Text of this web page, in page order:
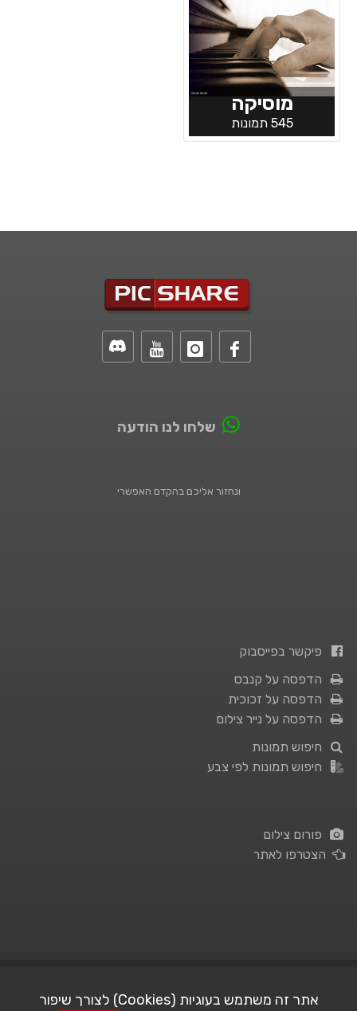
מוסיקה
545 תמונות
שלחו לנו הודעה
ונחזור אליכם בהקדם האפשרי
פיקשר בפייסבוק
הדפסה על קנבס
הדפסה על זכוכית
הדפסה על נייר צילום
חיפוש תמונות
חיפוש תמונות לפי צבע
פורום צילום
הצטרפו לאתר
אתר זה משתמש בעוגיות (Cookies) לצורך שיפור